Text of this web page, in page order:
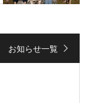
お知らせ一覧